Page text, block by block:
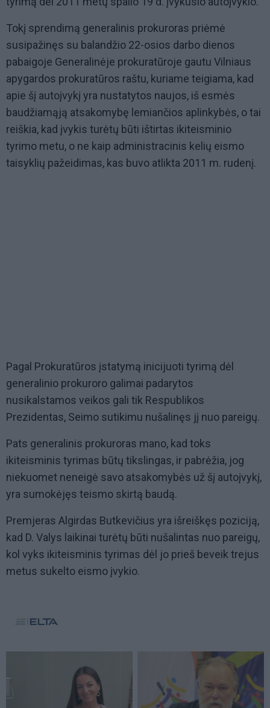
Tokį sprendimą generalinis prokuroras priėmė
susipažinęs su balandžio 22-osios darbo dienos
pabaigoje Generalinėje prokuratūroje gautu Vilniaus
apygardos prokuratūros raštu, kuriame teigiama, kad
apie šį autoįvykį yra nustatytos naujos, iš esmės
baudžiamąją atsakomybę lemiančios aplinkybės, o tai
reiškia, kad įvykis turėtų būti ištirtas ikiteisminio
tyrimo metu, o ne kaip administracinis kelių eismo
taisyklių pažeidimas, kas buvo atlikta 2011 m. rudenį.
Pagal Prokuratūros įstatymą inicijuoti tyrimą dėl
generalinio prokuroro galimai padarytos
nusikalstamos veikos gali tik Respublikos
Prezidentas, Seimo sutikimu nušalinęs jį nuo pareigų.
Pats generalinis prokuroras mano, kad toks
ikiteisminis tyrimas būtų tikslingas, ir pabrėžia, jog
niekuomet neneigė savo atsakomybės už šį autoįvykį,
yra sumokėjęs teismo skirtą baudą.
Premjeras Algirdas Butkevičius yra išreiškęs poziciją,
kad D. Valys laikinai turėtų būti nušalintas nuo pareigų,
kol vyks ikiteisminis tyrimas dėl jo prieš beveik trejus
metus sukelto eismo įvykio.